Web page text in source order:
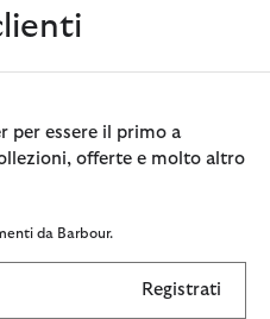
per essere il primo a
offerte e molto altro
da Barbour.
Registrati